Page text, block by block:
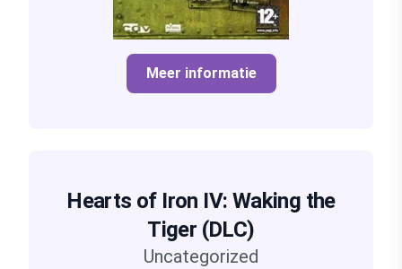
Meer informatie
Hearts of Iron IV: Waking the
Tiger (DLC)
Uncategorized